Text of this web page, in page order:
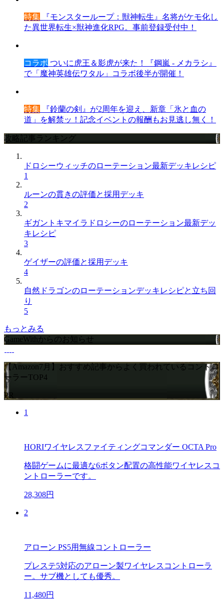
特集 『モンスターループ：獣神転生』名将がケモ化し
た異世界転生×獣神進化RPG。事前登録受付中！
コラボ ついに虎王＆影虎が来た！『鋼嵐 - メカラシ』
で「魔神英雄伝ワタル」コラボ後半が開催！
特集 『鈴蘭の剣』が2周年を迎え、新章「氷と血の
道」を解禁ッ！記念イベントの報酬もお見逃し無く！
攻略記事ランキング
ドロシーウィッチのローテーション最新デッキレシピ
1
ルーンの貫きの評価と採用デッキ
2
ギガントキマイラドロシーのローテーション最新デッ
キレシピ
3
ゲイザーの評価と採用デッキ
4
自然ドラゴンのローテーションデッキレシピと立ち回
り
5
もっとみる
GameWithからのお知らせ
【Amazon7月】おすすめ記事からよく買われているコントロ
ーラーTOP4
PR
1
HORIワイヤレスファイティングコマンダー OCTA Pro
格闘ゲームに最適な6ボタン配置の高性能ワイヤレスコ
ントローラーです。
28,308円
2
アローン PS5用無線コントローラー
プレステ5対応のアローン製ワイヤレスコントローラ
ー。サブ機としても優秀。
11,480円